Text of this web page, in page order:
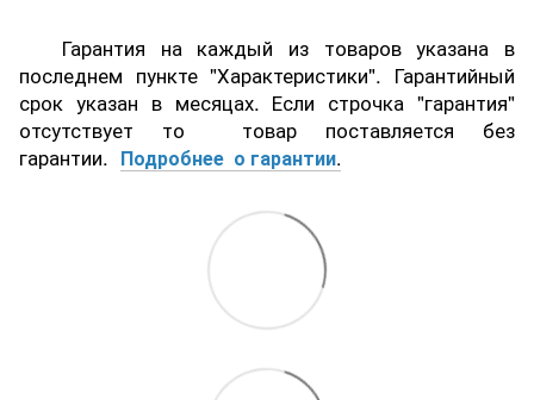
Гарантия на каждый из товаров указана в
последнем пункте "Характеристики". Гарантийный
срок указан в месяцах. Если строчка "гарантия"
отсутствует то товар поставляется без
гарантии. Подробнее о гарантии.